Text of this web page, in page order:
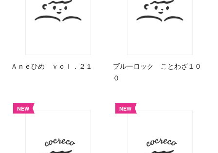
Ａｎｅひめ ｖｏｌ．２１
ブルーロック ことわざ１０
０
NEW NEW